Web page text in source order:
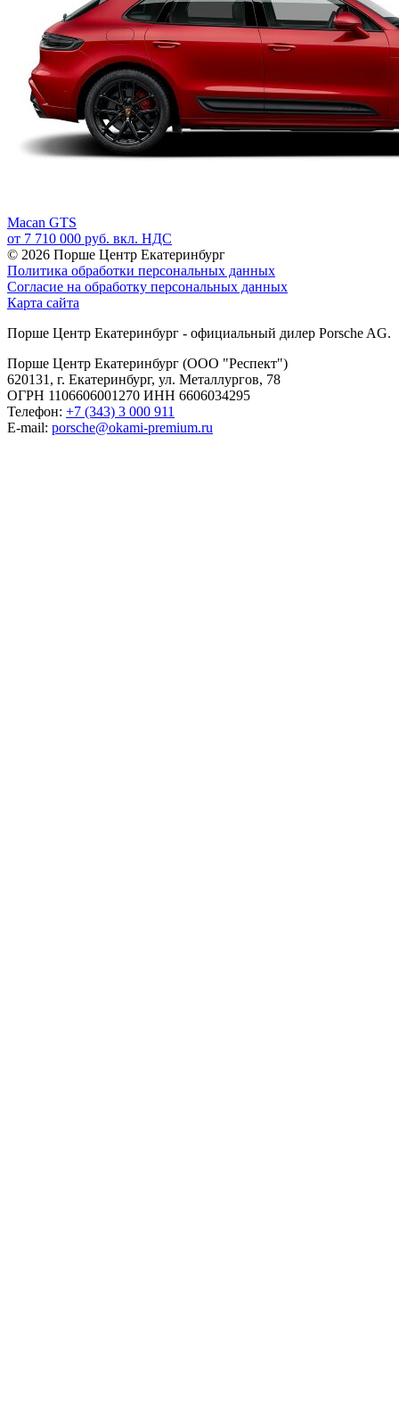
Macan GTS
от 7 710 000 руб. вкл. НДС
© 2026 Порше Центр Екатеринбург
Политика обработки персональных данных
Согласие на обработку персональных данных
Карта сайта
Порше Центр Екатеринбург - официальный дилер Porsche AG.
Порше Центр Екатеринбург (ООО "Респект")
620131, г. Екатеринбург, ул. Металлургов, 78
ОГРН 1106606001270 ИНН 6606034295
Телефон: +7 (343) 3 000 911
E-mail: porsche@okami-premium.ru